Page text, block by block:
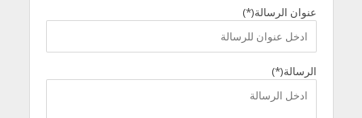
عنوان الرسالة(*)
الرسالة(*)